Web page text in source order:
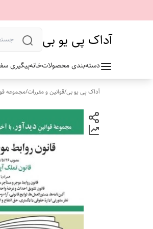
آداک پی یو بی
دسته‌بندی محصولاتخانهپیگیری
آداک پی یو بی/قوانین و مقررات/مجموعه